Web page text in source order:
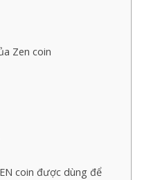
Zen coin
coin được dùng để